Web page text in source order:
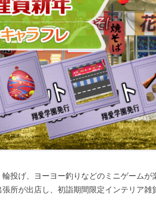
投げ、ヨーヨー釣りなどのミニゲームが
所が出店し、初詣期間限定インテリア雑